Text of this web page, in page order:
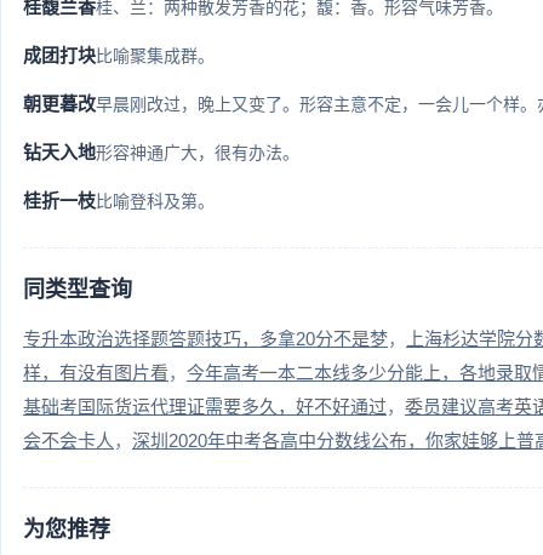
桂馥兰香桂、兰：两种散发芳香的花；馥：香。形容气味芳香。
成团打块比喻聚集成群。
朝更暮改早晨刚改过，晚上又变了。形容主意不定，一会儿一个样。
钻天入地形容神通广大，很有办法。
桂折一枝比喻登科及第。
同类型查询
专升本政治选择题答题技巧，多拿20分不是梦
上海杉达学院
样，有没有图片看
今年高考一本二本线多少分能上，各地录取
基础考国际货运代理证需要多久，好不好通过
委员建议高考英
会不会卡人
深圳2020年中考各高中分数线公布，你家娃够上普
为您推荐